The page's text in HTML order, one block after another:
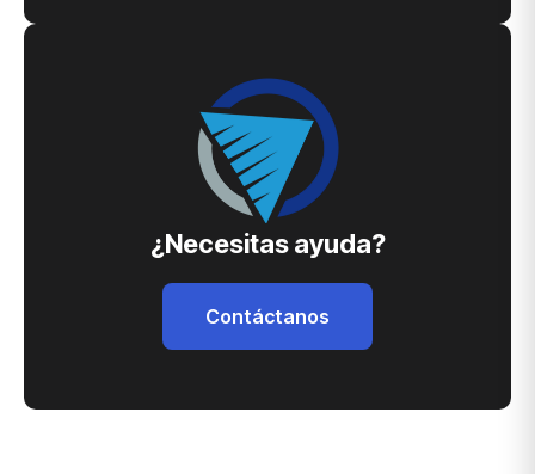
¿Necesitas ayuda?
Contáctanos